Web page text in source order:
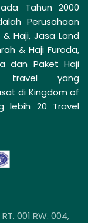
Tahun 2000
Perusahaan
Haji, Jasa Land
& Haji Furoda,
dan Paket Haji
travel yang
di Kingdom of
lebih 20 Travel
001 RW. 004,